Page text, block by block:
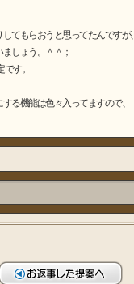
てもらおうと思ってたんですが、
しょう。＾＾；
す。
る機能は色々入ってますので、